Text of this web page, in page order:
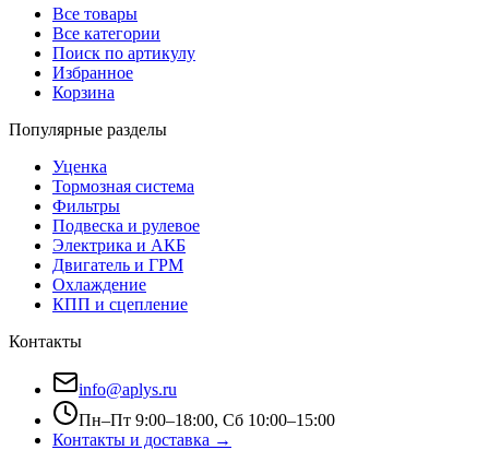
Все товары
Все категории
Поиск по артикулу
Избранное
Корзина
Популярные разделы
Уценка
Тормозная система
Фильтры
Подвеска и рулевое
Электрика и АКБ
Двигатель и ГРМ
Охлаждение
КПП и сцепление
Контакты
info@aplys.ru
Пн–Пт 9:00–18:00, Сб 10:00–15:00
Контакты и доставка →